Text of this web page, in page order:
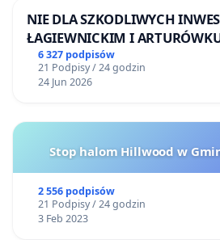
NIE DLA SZKODLIWYCH
ŁAGIEWNICKIM I
6 327 podpisów
21 Podpisy / 24 godzin
24 Jun 2026
Stop halom Hillwood w
2 556 podpisów
21 Podpisy / 24 godzin
3 Feb 2023